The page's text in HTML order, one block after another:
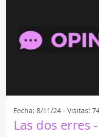
Fecha: 8/11/24 - Visitas:
Las dos erres